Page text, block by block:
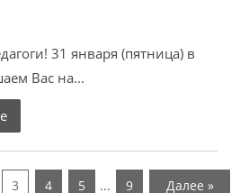
31 января (пятница) в
Вас на...
3 4 5 … 9 Далее »